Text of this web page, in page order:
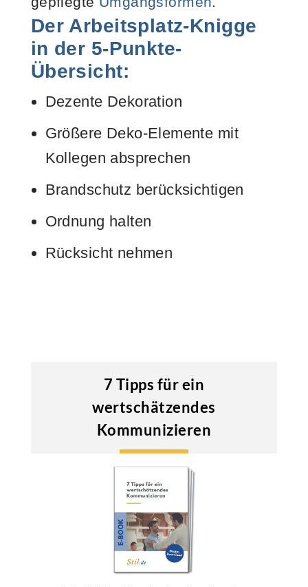
Der Arbeitsplatz-Knigge
in der 5-Punkte-
Übersicht:
Dezente Dekoration
Größere Deko-Elemente mit
Kollegen absprechen
Brandschutz berücksichtigen
Ordnung halten
Rücksicht nehmen